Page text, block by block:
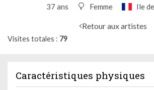
37 ans Femme Ile
Retour aux artistes
Visites totales 79
Caractéristiques physiques